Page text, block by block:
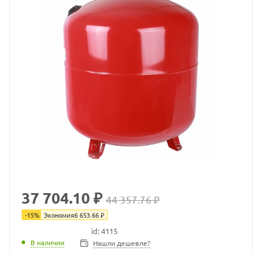
37 704.10 ₽ 44 357.76 ₽
-15% Экономия6 653.66₽
id: 4115
В наличии Нашли дешевле?